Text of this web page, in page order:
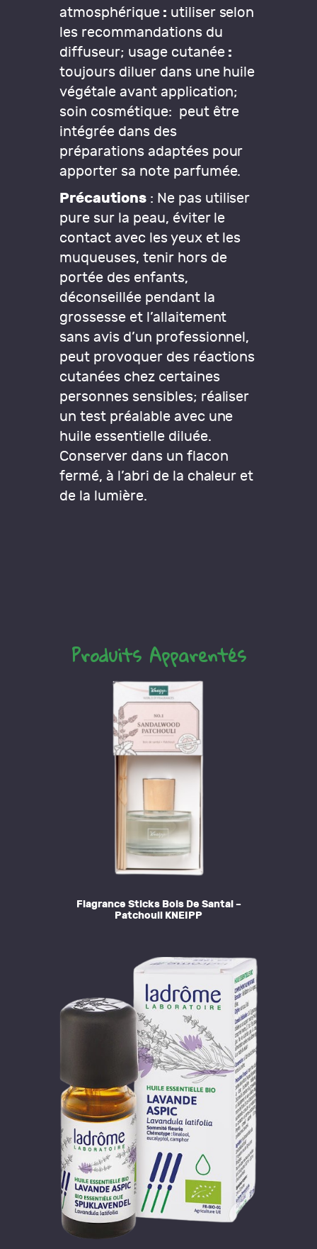
atmosphérique: utiliser selon
les recommandations du
diffuseur; usage cutanée:
toujours diluer dans une huile
végétale avant application;
soin cosmétique: peut être
intégrée dans des
préparations adaptées pour
apporter sa note parfumée.
Précautions: Ne pas utiliser
pure sur la peau, éviter le
contact avec les yeux et les
muqueuses, tenir hors de
portée des enfants,
déconseillée pendant la
grossesse et l’allaitement
sans avis d’un professionnel,
peut provoquer des réactions
cutanées chez certaines
personnes sensibles; réaliser
un test préalable avec une
huile essentielle diluée.
Conserver dans un flacon
fermé, à l’abri de la chaleur et
de la lumière.
Produits Apparentés
Flagrance Sticks Bois De Santal –
Patchouli KNEIPP